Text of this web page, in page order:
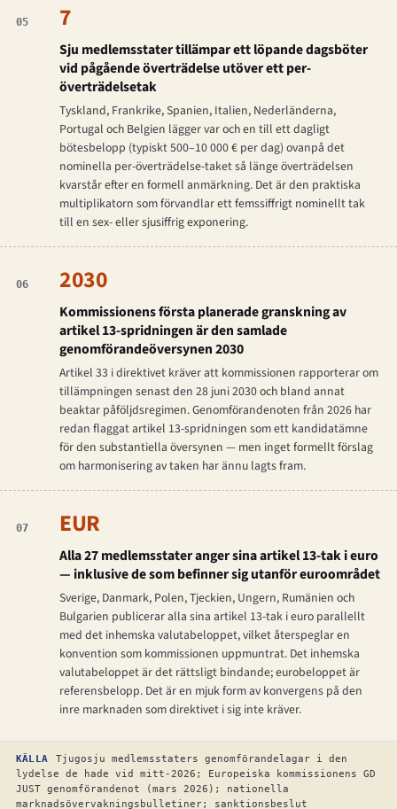
05 7
Sju medlemsstater tillämpar ett löpande dagsböter
vid pågående överträdelse utöver ett per-
överträdelsetak
Tyskland, Frankrike, Spanien, Italien, Nederländerna,
Portugal och Belgien lägger var och en till ett dagligt
bötesbelopp (typiskt 500–10 000 € per dag) ovanpå det
nominella per-överträdelse-taket så länge överträdelsen
kvarstår efter en formell anmärkning. Det är den praktiska
multiplikatorn som förvandlar ett femssiffrigt nominellt tak
till en sex- eller sjusiffrig exponering.
06 2030
Kommissionens första planerade granskning av
artikel 13-spridningen är den samlade
genomförandeöversynen 2030
Artikel 33 i direktivet kräver att kommissionen rapporterar om
tillämpningen senast den 28 juni 2030 och bland annat
beaktar påföljdsregimen. Genomförandenoten från 2026 har
redan flaggat artikel 13-spridningen som ett kandidatämne
för den substantiella översynen — men inget formellt förslag
om harmonisering av taken har ännu lagts fram.
07 EUR
Alla 27 medlemsstater anger sina artikel 13-tak i euro
— inklusive de som befinner sig utanför euroområdet
Sverige, Danmark, Polen, Tjeckien, Ungern, Rumänien och
Bulgarien publicerar alla sina artikel 13-tak i euro parallellt
med det inhemska valutabeloppet, vilket återspeglar en
konvention som kommissionen uppmuntrat. Det inhemska
valutabeloppet är det rättsligt bindande; eurobeloppet är
referensbelopp. Det är en mjuk form av konvergens på den
inre marknaden som direktivet i sig inte kräver.
KÄLLA
Tjugosju medlemsstaters genomförandelagar i den
lydelse de hade vid mitt-2026; Europeiska kommissionens GD
JUST genomförandenot (mars 2026); nationella
marknadsövervakningsbulletiner; sanktionsbeslut